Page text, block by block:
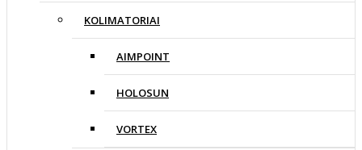
KOLIMATORIAI
AIMPOINT
HOLOSUN
VORTEX